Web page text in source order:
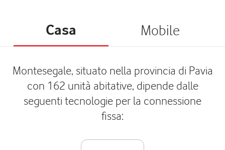
Casa Mobile
Montesegale, situato nella provincia di Pavia
con 162 unità abitative, dipende dalle
seguenti tecnologie per la connessione
fissa: